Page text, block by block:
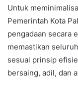
Untuk
Pemerintah Kota
pengadaan secara
memastikan
sesuai prinsip
bersaing, adil, dan